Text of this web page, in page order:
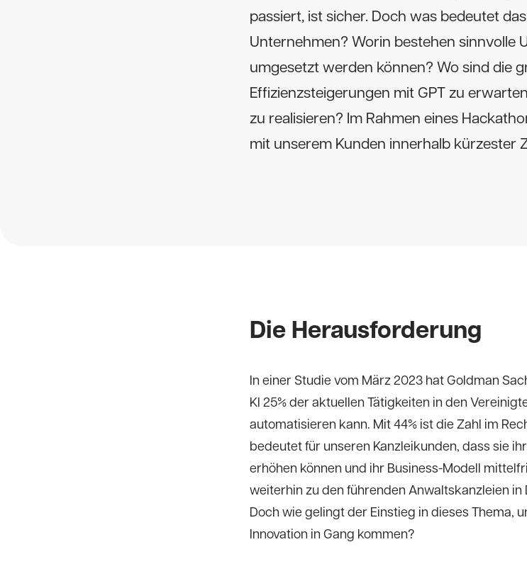
passiert, ist sicher. Doch was bedeutet
Unternehmen? Worin bestehen sinnvolle
umgesetzt werden können? Wo sind die
Effizienzsteigerungen mit GPT zu
zu realisieren? Im Rahmen eines
mit unserem Kunden innerhalb kürzester
Die Herausforderung
In einer Studie vom März 2023 hat Goldman
KI 25% der aktuellen Tätigkeiten in den
automatisieren kann. Mit 44% ist die Zahl im
bedeutet für unseren Kanzleikunden, dass sie
erhöhen können und ihr Business-Modell
weiterhin zu den führenden Anwaltskanzleien
Doch wie gelingt der Einstieg in dieses Thema,
Innovation in Gang kommen?